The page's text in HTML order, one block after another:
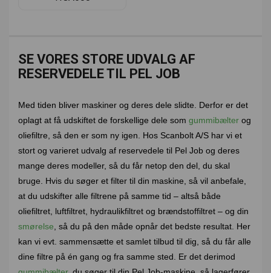
SE VORES STORE UDVALG AF
RESERVEDELE TIL PEL JOB
Med tiden bliver maskiner og deres dele slidte. Derfor er det
oplagt at få udskiftet de forskellige dele som gummibælter og
oliefiltre, så den er som ny igen. Hos Scanbolt A/S har vi et
stort og varieret udvalg af reservedele til Pel Job og deres
mange deres modeller, så du får netop den del, du skal
bruge. Hvis du søger et filter til din maskine, så vil anbefale,
at du udskifter alle filtrene på samme tid – altså både
oliefiltret, luftfiltret, hydraulikfiltret og brændstoffiltret – og din
smørelse , så du på den måde opnår det bedste resultat. Her
kan vi evt. sammensætte et samlet tilbud til dig, så du får alle
dine filtre på én gang og fra samme sted. Er det derimod